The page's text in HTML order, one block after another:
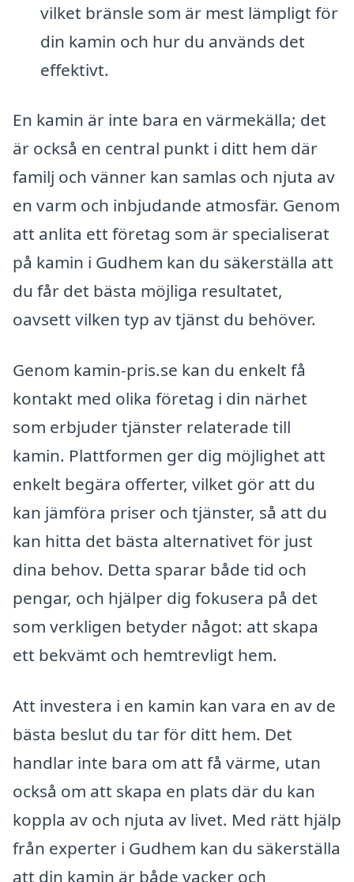
vilket bränsle som är mest lämpligt för
din kamin och hur du används det
effektivt.
En kamin är inte bara en värmekälla; det
är också en central punkt i ditt hem där
familj och vänner kan samlas och njuta av
en varm och inbjudande atmosfär. Genom
att anlita ett företag som är specialiserat
på kamin i Gudhem kan du säkerställa att
du får det bästa möjliga resultatet,
oavsett vilken typ av tjänst du behöver.
Genom kamin-pris.se kan du enkelt få
kontakt med olika företag i din närhet
som erbjuder tjänster relaterade till
kamin. Plattformen ger dig möjlighet att
enkelt begära offerter, vilket gör att du
kan jämföra priser och tjänster, så att du
kan hitta det bästa alternativet för just
dina behov. Detta sparar både tid och
pengar, och hjälper dig fokusera på det
som verkligen betyder något: att skapa
ett bekvämt och hemtrevligt hem.
Att investera i en kamin kan vara en av de
bästa beslut du tar för ditt hem. Det
handlar inte bara om att få värme, utan
också om att skapa en plats där du kan
koppla av och njuta av livet. Med rätt hjälp
från experter i Gudhem kan du säkerställa
att din kamin är både vacker och